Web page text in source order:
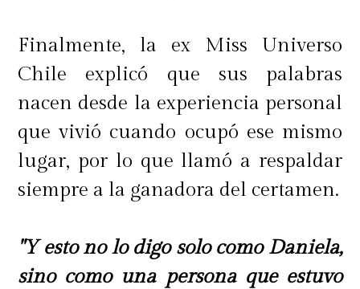
Finalmente, la ex Miss Universo
Chile explicó que sus palabras
nacen desde la experiencia personal
que vivió cuando ocupó ese mismo
lugar, por lo que llamó a respaldar
siempre a la ganadora del certamen.
"Y esto no lo digo solo como Daniela,
sino como una persona que estuvo